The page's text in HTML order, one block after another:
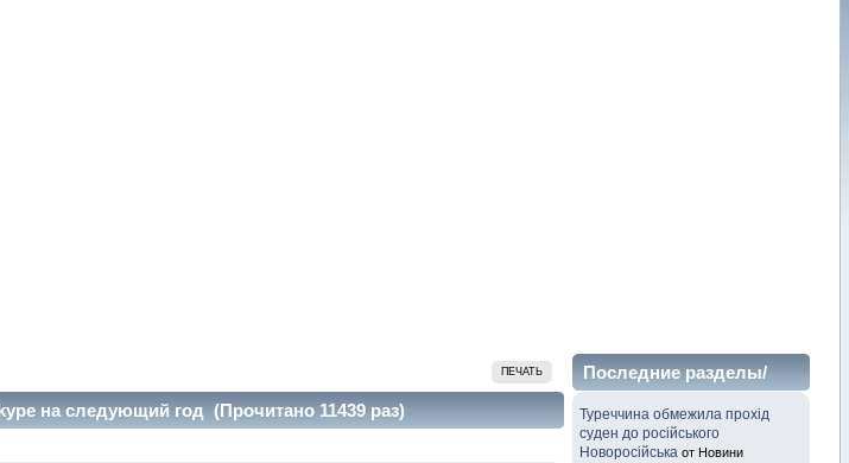
ПЕЧАТЬ
на следующий год (Прочитано 11439 раз)
Последние разделы/
темы
Туреччина обмежила прохід
суден до російського
Новоросійська от Новини